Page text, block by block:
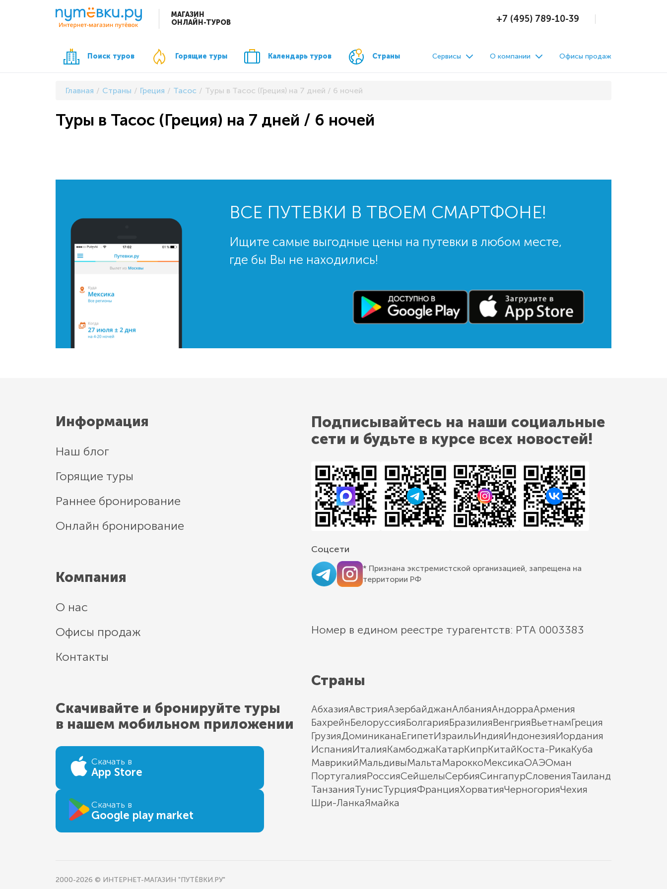
МАГАЗИН
ОНЛАЙН-ТУРОВ
+7 (495) 789-10-39
Поиск туров Горящие туры Календарь туров Страны Сервисы О компании Офисы продаж
Главная Страны Греция Тасос Туры в Тасос (Греция) на 7 дней / 6 ночей
Туры в Тасос (Греция) на 7 дней / 6 ночей
ВСЕ ПУТЕВКИ В ТВОЕМ СМАРТФОНЕ!
Ищите самые выгодные цены на путевки в любом месте,
где бы Вы не находились!
Информация
Наш блог
Горящие туры
Раннее бронирование
Онлайн бронирование
Компания
О нас
Офисы продаж
Контакты
Скачивайте и бронируйте туры
в нашем мобильном приложении
Скачать в
App Store
Скачать в
Google play market
Подписывайтесь на наши социальные
сети и будьте в курсе всех новостей!
Соцсети
* Признана экстремистской организацией, запрещена на
территории РФ
Номер в едином реестре турагентств: РТА 0003383
Страны
АбхазияАвстрияАзербайджанАлбанияАндорраАрмения
БахрейнБелоруссияБолгарияБразилияВенгрияВьетнамГреция
ГрузияДоминиканаЕгипетИзраильИндияИндонезияИордания
ИспанияИталияКамбоджаКатарКипрКитайКоста-РикаКуба
МаврикийМальдивыМальтаМароккоМексикаОАЭОман
ПортугалияРоссияСейшелыСербияСингапурСловенияТаиланд
ТанзанияТунисТурцияФранцияХорватияЧерногорияЧехия
Шри-ЛанкаЯмайка
2000-2026 © ИНТЕРНЕТ-МАГАЗИН "ПУТЁВКИ.РУ"